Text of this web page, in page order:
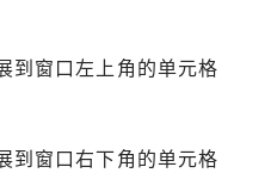
到窗口左上角的单元格
到窗口右下角的单元格